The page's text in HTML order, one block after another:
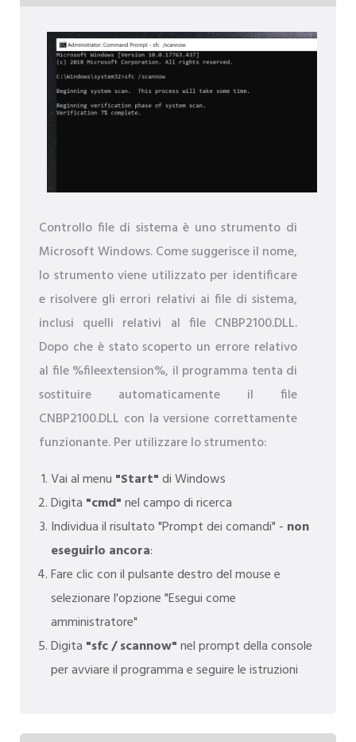
Controllo file di sistema è uno strumento di
Microsoft Windows. Come suggerisce il nome,
lo strumento viene utilizzato per identificare
e risolvere gli errori relativi ai file di sistema,
inclusi quelli relativi al file CNBP2100.DLL.
Dopo che è stato scoperto un errore relativo
al file %fileextension%, il programma tenta di
sostituire automaticamente il file
CNBP2100.DLL con la versione correttamente
funzionante. Per utilizzare lo strumento:
Vai al menu "Start"di Windows
Digita "cmd"nel campo di ricerca
Individua il risultato "Prompt dei comandi" - non
eseguirlo ancora:
Fare clic con il pulsante destro del mouse e
selezionare l'opzione "Esegui come
amministratore"
Digita "sfc / scannow"nel prompt della console
per avviare il programma e seguire le istruzioni